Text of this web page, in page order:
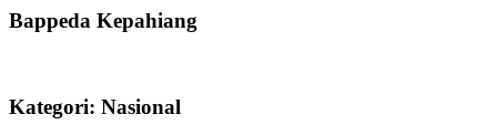
Bappeda Kepahiang
Kategori: Nasional